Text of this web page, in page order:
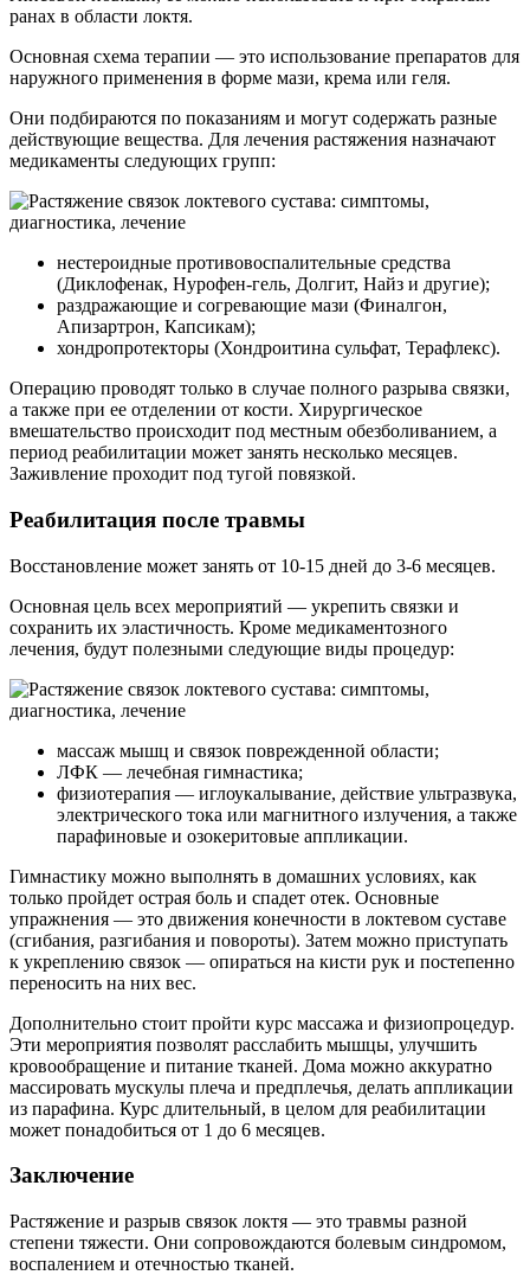
ранах в области локтя.
Основная схема терапии — это использование препаратов для
наружного применения в форме мази, крема или геля.
Они подбираются по показаниям и могут содержать разные
действующие вещества. Для лечения растяжения назначают
медикаменты следующих групп:
нестероидные противовоспалительные средства
(Диклофенак, Нурофен-гель, Долгит, Найз и другие);
раздражающие и согревающие мази (Финалгон,
Апизартрон, Капсикам);
хондропротекторы (Хондроитина сульфат, Терафлекс).
Операцию проводят только в случае полного разрыва связки,
а также при ее отделении от кости. Хирургическое
вмешательство происходит под местным обезболиванием, а
период реабилитации может занять несколько месяцев.
Заживление проходит под тугой повязкой.
Реабилитация после травмы
Восстановление может занять от 10-15 дней до 3-6 месяцев.
Основная цель всех мероприятий — укрепить связки и
сохранить их эластичность. Кроме медикаментозного
лечения, будут полезными следующие виды процедур:
массаж мышц и связок поврежденной области;
ЛФК — лечебная гимнастика;
физиотерапия — иглоукалывание, действие ультразвука,
электрического тока или магнитного излучения, а также
парафиновые и озокеритовые аппликации.
Гимнастику можно выполнять в домашних условиях, как
только пройдет острая боль и спадет отек. Основные
упражнения — это движения конечности в локтевом суставе
(сгибания, разгибания и повороты). Затем можно приступать
к укреплению связок — опираться на кисти рук и постепенно
переносить на них вес.
Дополнительно стоит пройти курс массажа и физиопроцедур.
Эти мероприятия позволят расслабить мышцы, улучшить
кровообращение и питание тканей. Дома можно аккуратно
массировать мускулы плеча и предплечья, делать аппликации
из парафина. Курс длительный, в целом для реабилитации
может понадобиться от 1 до 6 месяцев.
Заключение
Растяжение и разрыв связок локтя — это травмы разной
степени тяжести. Они сопровождаются болевым синдромом,
воспалением и отечностью тканей.